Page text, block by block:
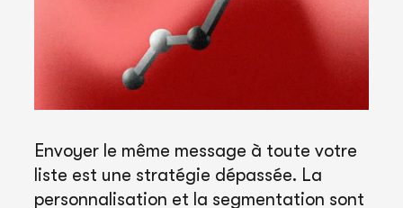
Envoyer le même message à toute votre
liste est une stratégie dépassée. La
personnalisation et la segmentation sont